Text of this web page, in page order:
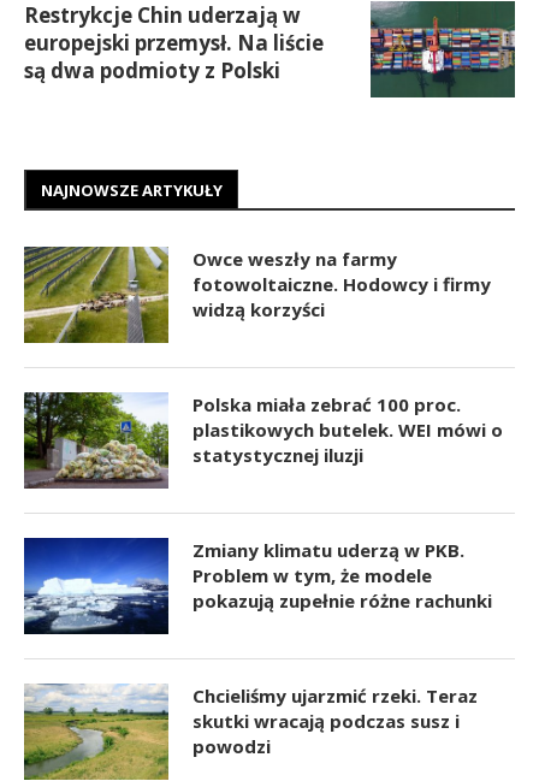
Restrykcje Chin uderzają w
europejski przemysł. Na liście
są dwa podmioty z Polski
NAJNOWSZE ARTYKUŁY
Owce weszły na farmy
fotowoltaiczne. Hodowcy i firmy
widzą korzyści
Polska miała zebrać 100 proc.
plastikowych butelek. WEI mówi o
statystycznej iluzji
Zmiany klimatu uderzą w PKB.
Problem w tym, że modele
pokazują zupełnie różne rachunki
Chcieliśmy ujarzmić rzeki. Teraz
skutki wracają podczas susz i
powodzi